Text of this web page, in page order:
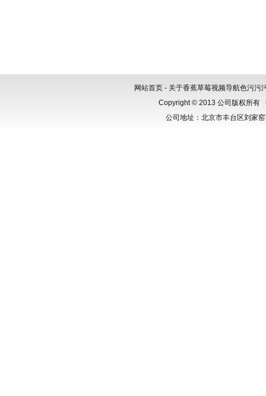
网站首页 - 关于香蕉草莓视频导航色污污
Copyright © 2013 公司版权所有
公司地址：北京市丰台区刘